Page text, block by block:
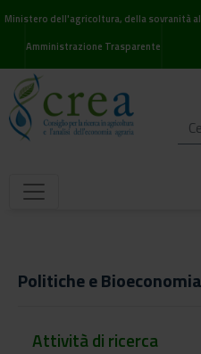
Ministero dell'agricoltura, della sovranità
Amministrazione Trasparente
Politiche e Bioeconomia
Attività di ricerca